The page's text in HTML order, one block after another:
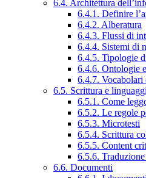
6.4. Architettura
6.4.1. Definire
6.4.2. Alberatura
6.4.3. Flussi di
6.4.4. Sistemi di
6.4.5. Tipologie
6.4.6. Ontologie
6.4.7. Vocabolari
6.5. Scrittura e
6.5.1. Come
6.5.2. Le regole
6.5.3. Microtesti
6.5.4. Scrittura
6.5.5. Content
6.5.6.
6.6. Documenti